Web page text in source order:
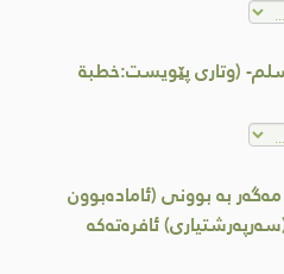
(وتاری پێویست:خطبة
بە بوونی (ئامادەبوون
ئافرەتەكە